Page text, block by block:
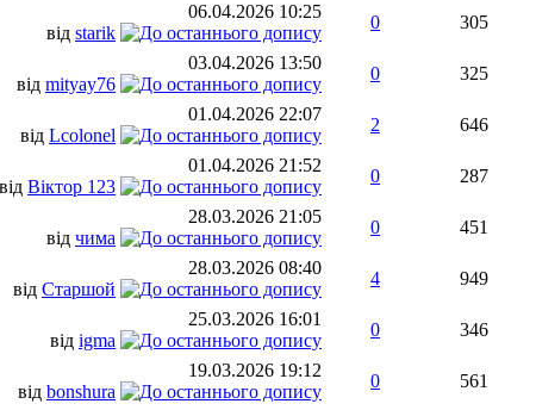
06.04.2026 10:25
від starik
0
305
03.04.2026 13:50
від mityay76
0
325
01.04.2026 22:07
від Lcolonel
2
646
01.04.2026 21:52
від Віктор 123
0
287
28.03.2026 21:05
від чима
0
451
28.03.2026 08:40
від Старшой
4
949
25.03.2026 16:01
від igma
0
346
19.03.2026 19:12
від bonshura
0
561